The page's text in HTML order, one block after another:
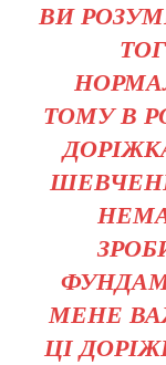
ВИ
ТОМУ В
МЕНЕ
ЦІ